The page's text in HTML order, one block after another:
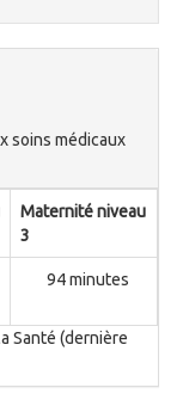
soins médicaux
Maternité niveau
3
94 minutes
Santé (dernière